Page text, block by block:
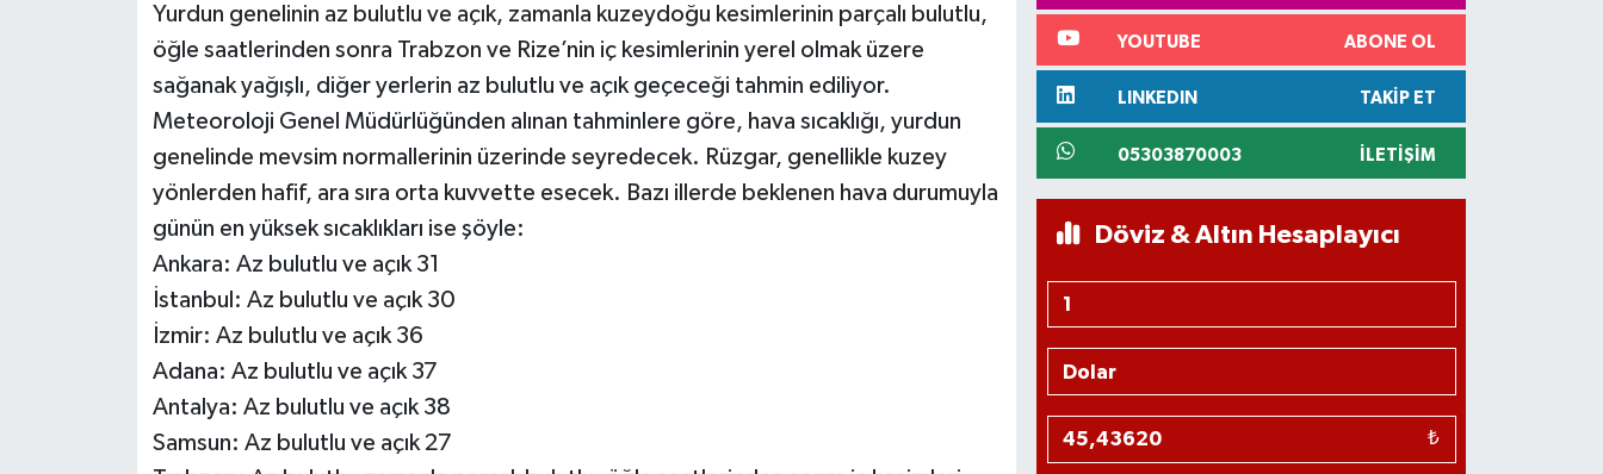
Yurdun genelinin az bulutlu ve açık, zamanla kuzeydoğu kesimlerinin parçalı bulutlu,
öğle saatlerinden sonra Trabzon ve Rize’nin iç kesimlerinin yerel olmak üzere
sağanak yağışlı, diğer yerlerin az bulutlu ve açık geçeceği tahmin ediliyor.
Meteoroloji Genel Müdürlüğünden alınan tahminlere göre, hava sıcaklığı, yurdun
genelinde mevsim normallerinin üzerinde seyredecek. Rüzgar, genellikle kuzey
yönlerden hafif, ara sıra orta kuvvette esecek. Bazı illerde beklenen hava durumuyla
günün en yüksek sıcaklıkları ise şöyle:
Ankara: Az bulutlu ve açık 31
İstanbul: Az bulutlu ve açık 30
İzmir: Az bulutlu ve açık 36
Adana: Az bulutlu ve açık 37
Antalya: Az bulutlu ve açık 38
Samsun: Az bulutlu ve açık 27
YOUTUBE ABONE OL
LINKEDIN TAKIP ET
05303870003 İLETIŞIM
Döviz & Altın Hesaplayıcı
₺